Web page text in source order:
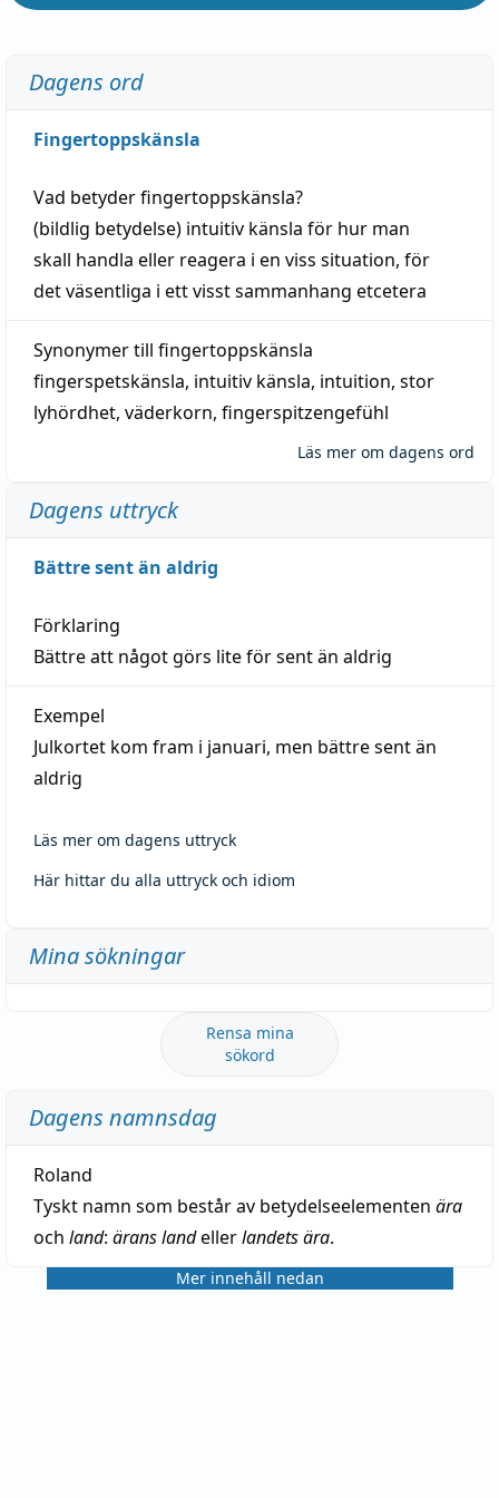
Dagens ord
Fingertoppskänsla
Vad betyderfingertoppskänsla?
(bildlig betydelse) intuitiv känsla för hur man
skall handla eller reagera i en viss situation, för
det väsentliga i ett visstsammanhang etcetera
Synonymer till fingertoppskänsla
fingerspetskänsla, intuitiv känsla, intuition, stor
lyhördhet, väderkorn, fingerspitzengefühl
Läs mer om dagens ord
Dagens uttryck
Bättre sent än aldrig
Förklaring
Bättre att något görs lite för sent än aldrig
Exempel
Julkortet kom fram i januari, men bättre sent än
aldrig
Läs mer om dagens uttryck
Här hittar du alla uttryck och idiom
Mina sökningar
Rensa mina
sökord
Dagens namnsdag
Roland
Tyskt namn som består av betydelseelementen ära
och land: ärans landellerlandets ära.
Mer innehåll nedan